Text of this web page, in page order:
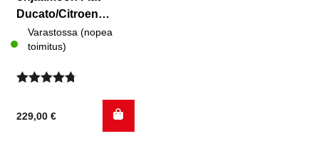
Ducato/Citroen
Jumper/Peugeot
Boxer 2007-
Varastossa (nopea
toimitus)
4.71/ 5
229,00 €